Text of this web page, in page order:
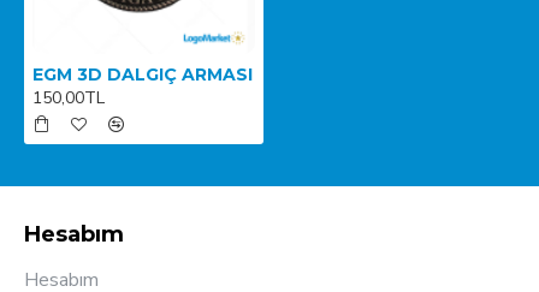
EGM 3D DALGIÇ ARMASI
150,00TL
Hesabım
Hesabım